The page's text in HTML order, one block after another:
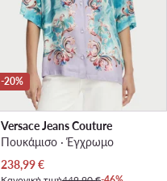
-20%
Versace Jeans Couture
Πουκάμισο · Έγχρωμο
Τρέχουσα τιμή
238,99€